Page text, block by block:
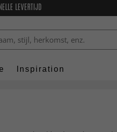
LEVERTIJD
Inspiration